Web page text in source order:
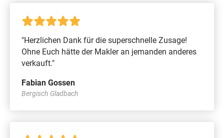
"Herzlichen Dank für die superschnelle Zusage!
Ohne Euch hätte der Makler an jemanden anderes
verkauft."
Fabian Gossen
Bergisch Gladbach